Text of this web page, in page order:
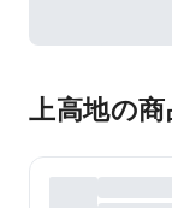
上高地の